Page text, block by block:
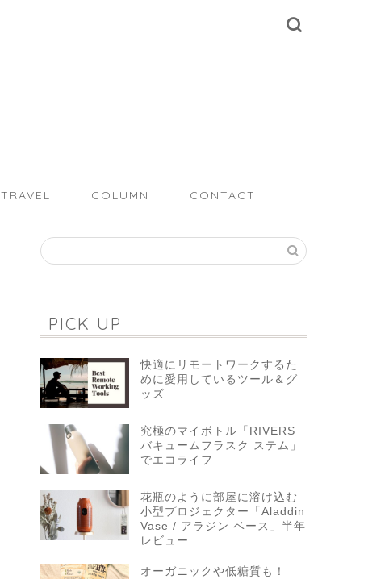
TRAVEL COLUMN CONTACT
PICK UP
快適にリモートワークするた
めに愛用しているツール＆グ
ッズ
究極のマイボトル「RIVERS
バキュームフラスク ステム」
でエコライフ
花瓶のように部屋に溶け込む
小型プロジェクター「Aladdin
Vase / アラジン ベース」半年
レビュー
オーガニックや低糖質も！